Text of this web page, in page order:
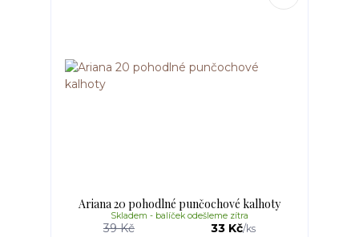
Ariana 20 pohodlné punčochové kalhoty
39 Kč 33 Kč/ks
Skladem - balíček odešleme zítra